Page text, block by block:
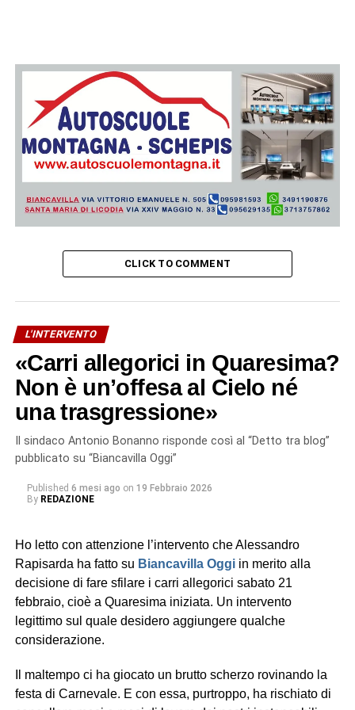
CLICK TO COMMENT
L'INTERVENTO
«Carri allegorici in Quaresima?
Non è un’offesa al Cielo né
una trasgressione»
Il sindaco Antonio Bonanno risponde così al “Detto tra blog”
pubblicato su “Biancavilla Oggi”
Published 6 mesi ago on 19 Febbraio 2026
By REDAZIONE
Ho letto con attenzione l’intervento che Alessandro
Rapisarda ha fatto su Biancavilla Oggiin merito alla
decisione di fare sfilare i carri allegorici sabato 21
febbraio, cioè a Quaresima iniziata. Un intervento
legittimo sul quale desidero aggiungere qualche
considerazione.
Il maltempo ci ha giocato un brutto scherzo rovinando la
festa di Carnevale. E con essa, purtroppo, ha rischiato di